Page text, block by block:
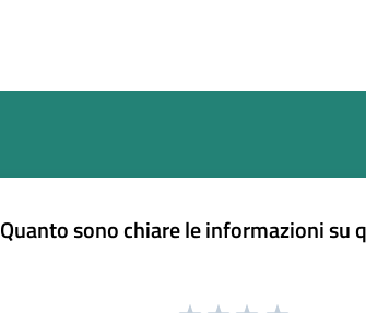
Quanto sono chiare le informazioni su